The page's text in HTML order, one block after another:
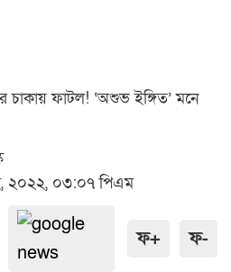
চাকায় ফাটল! ‘অশুভ ইঙ্গিত’ মনে
২০২২, ০৩:০৭ পিএম
ফ+ ফ-